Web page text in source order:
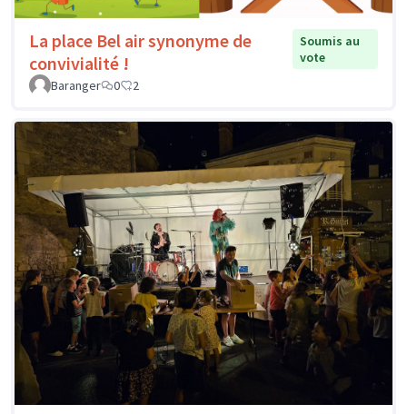
La place Bel air synonyme de
convivialité !
Soumis au
vote
Baranger
0 2